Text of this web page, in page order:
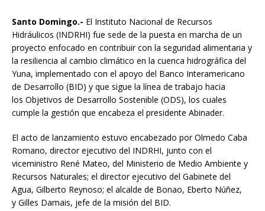
Santo Domingo.- El Instituto Nacional de Recursos
Hidráulicos (INDRHI) fue sede de la puesta en marcha de un
proyecto enfocado en contribuir con la seguridad alimentaria y
la resiliencia al cambio climático en la cuenca hidrográfica del
Yuna, implementado con el apoyo del Banco Interamericano
de Desarrollo (BID) y que sigue la línea de trabajo hacia
los Objetivos de Desarrollo Sostenible (ODS), los cuales
cumple la gestión que encabeza el presidente Abinader.
El acto de lanzamiento estuvo encabezado por Olmedo Caba
Romano, director ejecutivo del INDRHI, junto con el
viceministro René Mateo, del Ministerio de Medio Ambiente y
Recursos Naturales; el director ejecutivo del Gabinete del
Agua, Gilberto Reynoso; el alcalde de Bonao, Eberto Núñez,
y Gilles Damais, jefe de la misión del BID.